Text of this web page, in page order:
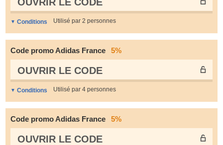
Conditions Utilisé par 2 personnes
Code promo Adidas France 5%
OUVRIR LE СODE
Conditions Utilisé par 4 personnes
Code promo Adidas France 5%
OUVRIR LE СODE